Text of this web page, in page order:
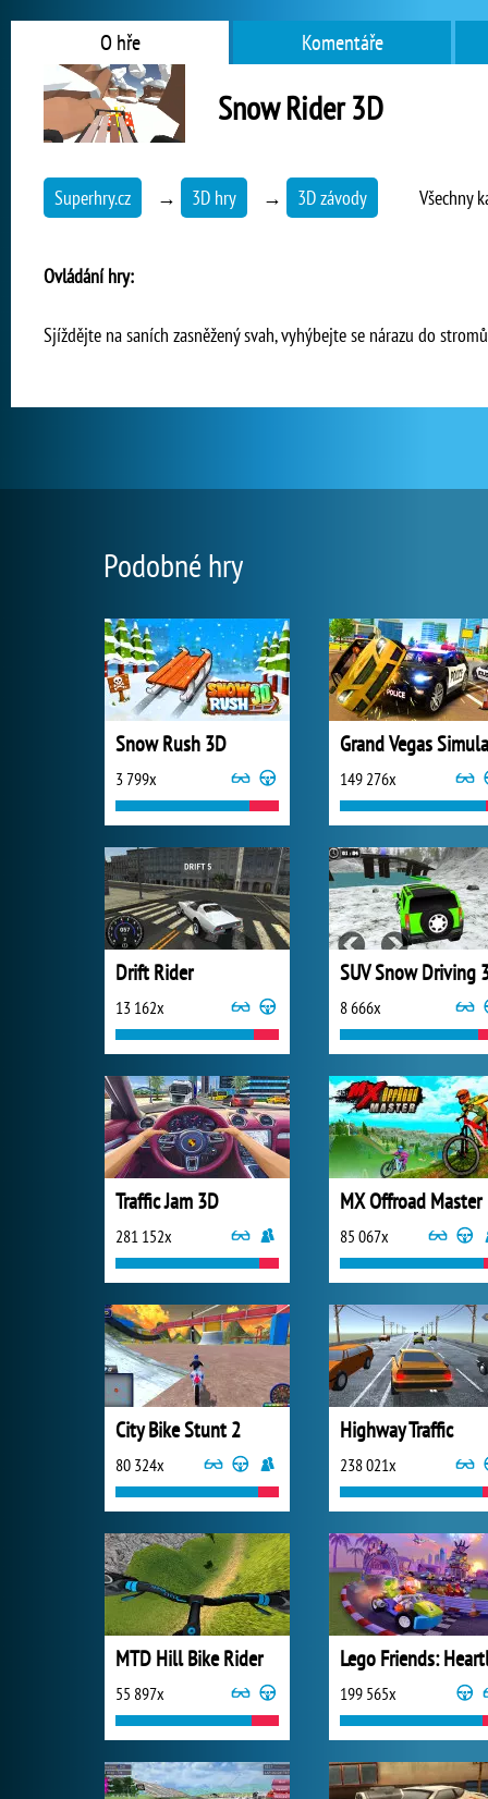
O hře Komentáře
Snow Rider 3D
Superhry.cz → 3D hry → 3D závody Všechny
Ovládání hry:
Sjíždějte na saních zasněžený svah, vyhýbejte se nárazu do
Podobné hry
Snow Rush 3D
3 799x 149 276x
Drift Rider
13 162x
SUV Snow Driving
8 666x
Traffic Jam 3D
281 152x
MX Offroad Master
85 067x
City Bike Stunt 2
80 324x
Highway Traffic
238 021x
MTD Hill Bike Rider
55 897x 199 565x